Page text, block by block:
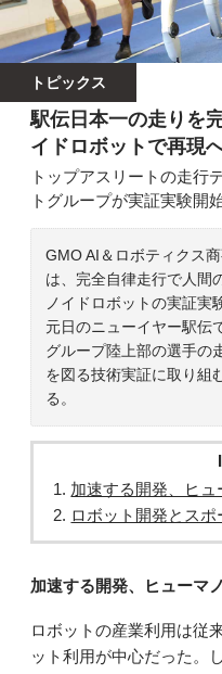
トピックス
駅伝日本一の走りを
イドロボットで再現
トップアスリートの走行
トグループが実証実験開
GMO AI＆ロボティクス
は、完全自律走行で人間
ノイドロボットの実証実
元日のニューイヤー駅伝
グループ陸上部の選手の
を図る技術実証に取り組
る。
加速する開発、ヒ
ロボット開発とス
加速する開発、ヒューマ
ロボットの産業利用は従
ット利用が中心だった。